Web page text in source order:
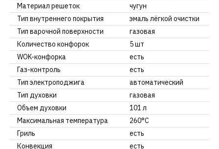
Материал решеток
чугун
Тип внутреннего покрытия
эмаль лёгкой очистки
Тип варочной поверхности
газовая
Количество конфорок
5 шт
WOK-конфорка
есть
Газ-контроль
есть
Тип электроподжига
автоматический
Тип духовки
газовая
Объем духовки
101 л
Максимальная температура
260°C
Гриль
есть
Конвекция
есть